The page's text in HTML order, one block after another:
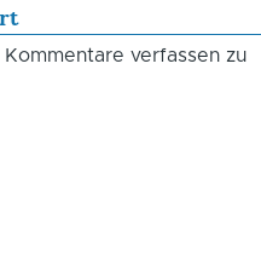
Kommentare verfassen zu